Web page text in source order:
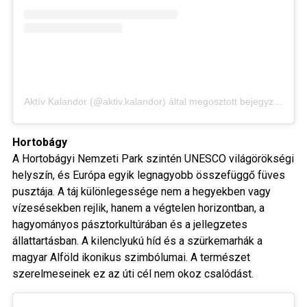
Aktív Kalandor (@aktiv.kalandor) által megosztott bejegyzés
Hortobágy
A Hortobágyi Nemzeti Park szintén UNESCO világörökségi
helyszín, és Európa egyik legnagyobb összefüggő füves
pusztája. A táj különlegessége nem a hegyekben vagy
vízesésekben rejlik, hanem a végtelen horizontban, a
hagyományos pásztorkultúrában és a jellegzetes
állattartásban. A kilenclyukú híd és a szürkemarhák a
magyar Alföld ikonikus szimbólumai. A természet
szerelmeseinek ez az úti cél nem okoz csalódást.